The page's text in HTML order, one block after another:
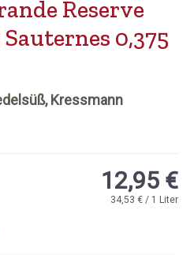
Reserve
0,375
Kressmann
12,95 €
34,53 € / 1 Liter